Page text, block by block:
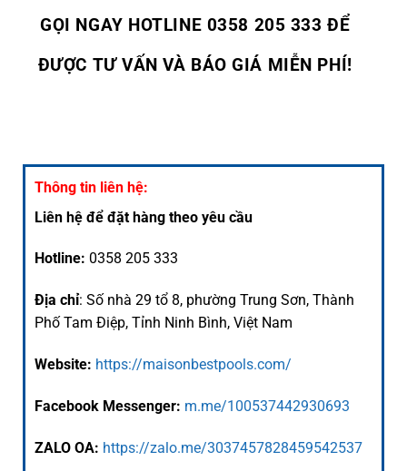
GỌI NGAY HOTLINE 0358 205 333 ĐỂ
ĐƯỢC TƯ VẤN VÀ BÁO GIÁ MIỄN PHÍ!
Thông tin liên hệ:
Liên hệ để đặt hàng theo yêu cầu
Hotline: 0358 205 333
Địa chỉ: Số nhà 29 tổ 8, phường Trung Sơn, Thành
Phố Tam Điệp, Tỉnh Ninh Bình, Việt Nam
Website: https://maisonbestpools.com/
Facebook Messenger: m.me/100537442930693
ZALO OA: https://zalo.me/3037457828459542537